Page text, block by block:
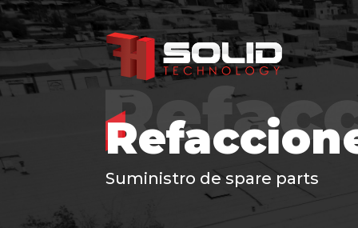
Suministro de spare parts